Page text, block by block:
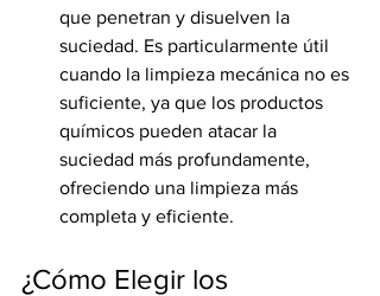
que penetran y disuelven la
suciedad. Es particularmente útil
cuando la limpieza mecánica no es
suficiente, ya que los productos
químicos pueden atacar la
suciedad más profundamente,
ofreciendo una limpieza más
completa y eficiente.
¿Cómo Elegir los